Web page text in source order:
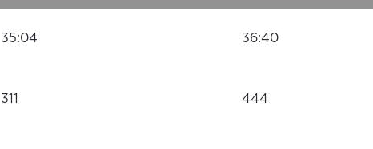
35:04 36:40
311 444